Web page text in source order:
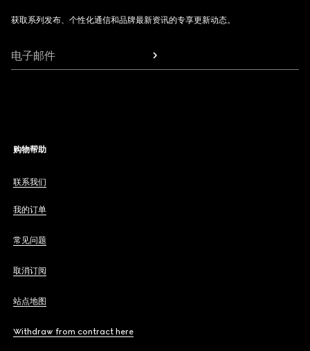
获取系列发布、个性化通信和品牌最新资讯的专享更新动态。
电子邮件
购物帮助
联系我们
我的订单
常见问题
取消订阅
站点地图
Withdraw from contract here